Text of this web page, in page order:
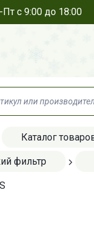
с 9:00 до 18:00
Каталог
фильтр